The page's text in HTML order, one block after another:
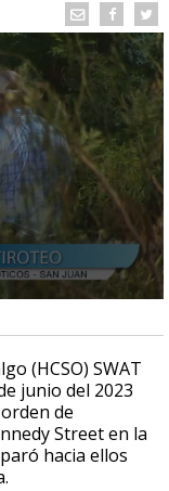
(HCSO) SWAT
junio del 2023
de
Street en la
hacia ellos